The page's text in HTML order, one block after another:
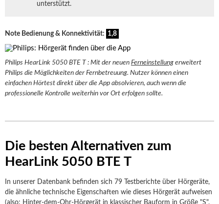
unterstützt.
Note Bedienung & Konnektivität: 1,8
Philips HearLink 5050 BTE T : Mit der neuen Ferneinstellung erweitert
Philips die Möglichkeiten der Fernbetreuung. Nutzer können einen
einfachen Hörtest direkt über die App absolvieren, auch wenn die
professionelle Kontrolle weiterhin vor Ort erfolgen sollte.
Die besten Alternativen zum
HearLink 5050 BTE T
In unserer Datenbank befinden sich 79 Testberichte über Hörgeräte,
die ähnliche technische Eigenschaften wie dieses Hörgerät aufweisen
(also: Hinter-dem-Ohr-Hörgerät in klassischer Bauform in Größe "S",